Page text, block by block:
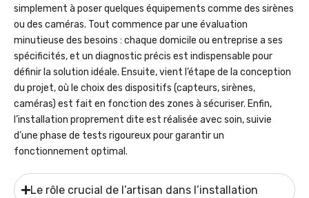
simplement à poser quelques équipements comme des sirènes
ou des caméras. Tout commence par une évaluation
minutieuse des besoins : chaque domicile ou entreprise a ses
spécificités, et un diagnostic précis est indispensable pour
définir la solution idéale. Ensuite, vient l’étape de la conception
du projet, où le choix des dispositifs (capteurs, sirènes,
caméras) est fait en fonction des zones à sécuriser. Enfin,
l’installation proprement dite est réalisée avec soin, suivie
d’une phase de tests rigoureux pour garantir un
fonctionnement optimal.
Le rôle crucial de l’artisan dans l’installation